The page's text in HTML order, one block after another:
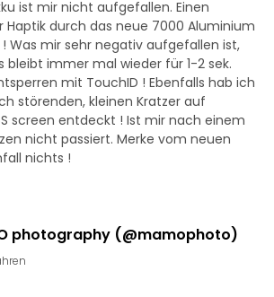
ist mir nicht aufgefallen. Einen
Haptik durch das neue 7000 Aluminium
Was mir sehr negativ aufgefallen ist,
bleibt immer mal wieder für 1-2 sek.
mit TouchID ! Ebenfalls hab ich
störenden, kleinen Kratzer auf
screen entdeckt ! Ist mir nach einem
nicht passiert. Merke vom neuen
nichts !
photography (@mamophoto)